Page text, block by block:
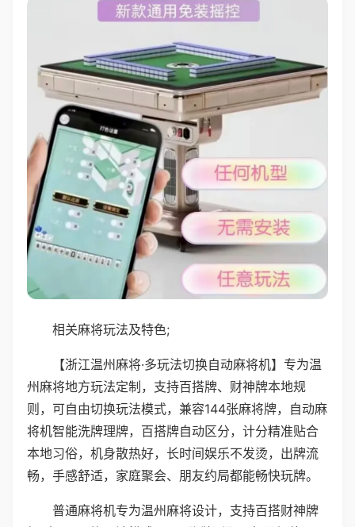
相关麻将玩法及特色;
【浙江温州麻将·多玩法切换自动麻将机】专为温
州麻将地方玩法定制，支持百搭牌、财神牌本地规
则，可自由切换玩法模式，兼容144张麻将牌，自动麻
将机智能洗牌理牌，百搭牌自动区分，计分精准贴合
本地习俗，机身散热好，长时间娱乐不发烫，出牌流
畅，手感舒适，家庭聚会、朋友约局都能畅快玩牌。
普通麻将机专为温州麻将设计，支持百搭财神牌